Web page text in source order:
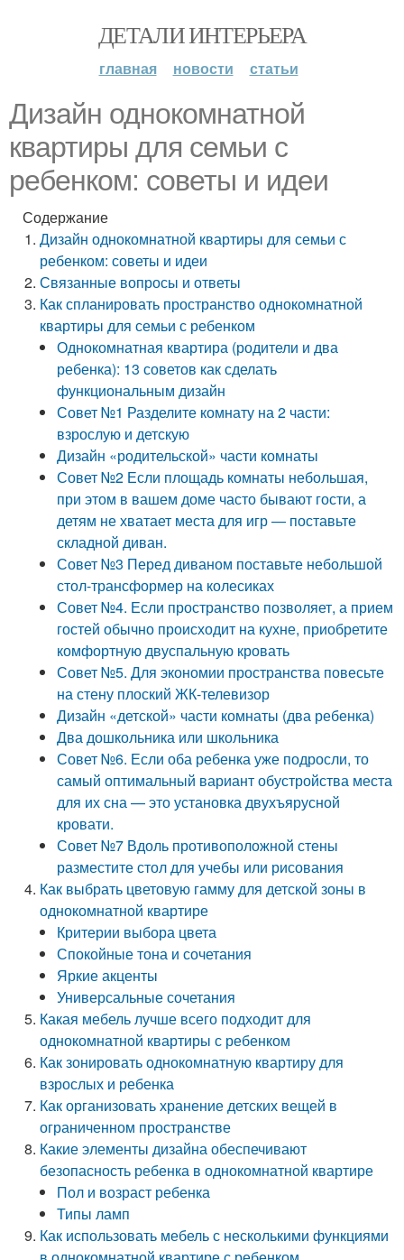
ДЕТАЛИ ИНТЕРЬЕРА
главная новости статьи
Дизайн однокомнатной
квартиры для семьи с
ребенком: советы и идеи
Содержание
Дизайн однокомнатной квартиры для семьи с
ребенком: советы и идеи
Связанные вопросы и ответы
Как спланировать пространство однокомнатной
квартиры для семьи с ребенком
Однокомнатная квартира (родители и два
ребенка): 13 советов как сделать
функциональным дизайн
Совет №1 Разделите комнату на 2 части:
взрослую и детскую
Дизайн «родительской» части комнаты
Совет №2 Если площадь комнаты небольшая,
при этом в вашем доме часто бывают гости, а
детям не хватает места для игр — поставьте
складной диван.
Совет №3 Перед диваном поставьте небольшой
стол-трансформер на колесиках
Совет №4. Если пространство позволяет, а прием
гостей обычно происходит на кухне, приобретите
комфортную двуспальную кровать
Совет №5. Для экономии пространства повесьте
на стену плоский ЖК-телевизор
Дизайн «детской» части комнаты (два ребенка)
Два дошкольника или школьника
Совет №6. Если оба ребенка уже подросли, то
самый оптимальный вариант обустройства места
для их сна — это установка двухъярусной
кровати.
Совет №7 Вдоль противоположной стены
разместите стол для учебы или рисования
Как выбрать цветовую гамму для детской зоны в
однокомнатной квартире
Критерии выбора цвета
Спокойные тона и сочетания
Яркие акценты
Универсальные сочетания
Какая мебель лучше всего подходит для
однокомнатной квартиры с ребенком
Как зонировать однокомнатную квартиру для
взрослых и ребенка
Как организовать хранение детских вещей в
ограниченном пространстве
Какие элементы дизайна обеспечивают
безопасность ребенка в однокомнатной квартире
Пол и возраст ребенка
Типы ламп
Как использовать мебель с несколькими функциями